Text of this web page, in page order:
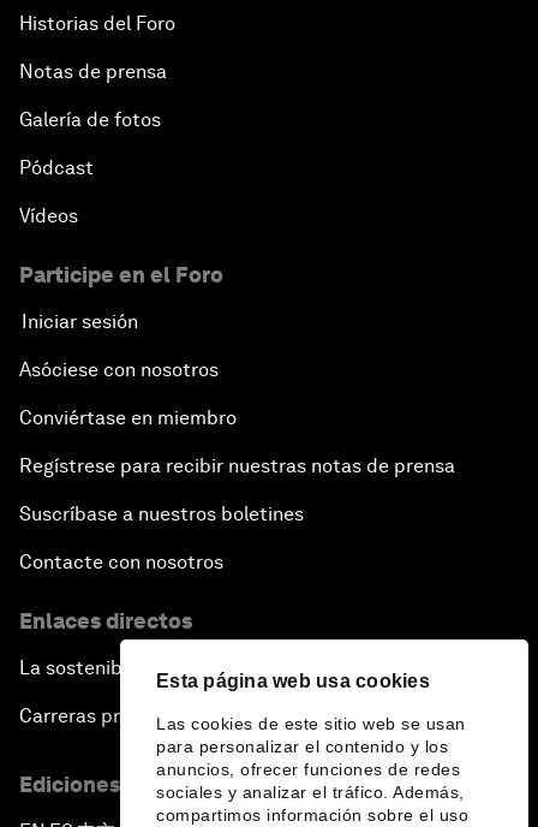
Esta página web usa cookies
Las cookies de este sitio web se usan
para personalizar el contenido y los
anuncios, ofrecer funciones de redes
sociales y analizar el tráfico. Además,
compartimos información sobre el uso
Historias del Foro
Notas de prensa
Galería de fotos
Pódcast
Vídeos
Participe en el Foro
Iniciar sesión
Asóciese con nosotros
Conviértase en miembro
Regístrese para recibir nuestras notas de prensa
Suscríbase a nuestros boletines
Contacte con nosotros
Enlaces directos
La sostenibilidad en el Foro
Carreras profesionales
Ediciones en otros idiomas